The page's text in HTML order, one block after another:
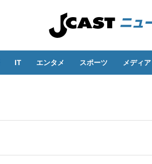
IT エンタメ スポーツ メディア